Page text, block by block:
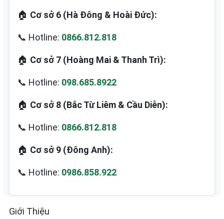
🏠 Cơ sở 6 (Hà Đông & Hoài Đức):
📞 Hotline: 0866.812.818
🏠 Cơ sở 7 (Hoàng Mai & Thanh Trì):
📞 Hotline: 098.685.8922
🏠 Cơ sở 8 (Bắc Từ Liêm & Cầu Diễn):
📞 Hotline: 0866.812.818
🏠 Cơ sở 9 (Đông Anh):
📞 Hotline: 0986.858.922
Giới Thiệu